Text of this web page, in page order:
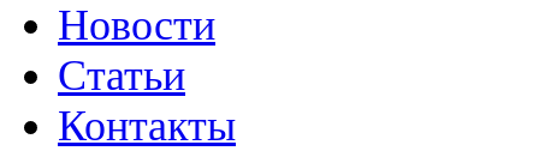
Новости
Статьи
Контакты